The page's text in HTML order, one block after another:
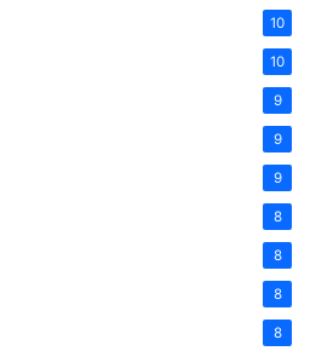
10
10
9
9
9
8
8
8
8